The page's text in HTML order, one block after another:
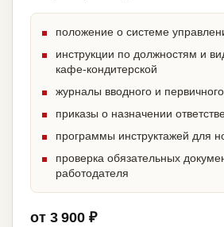
положение о системе
инструкции по должностям и
кафе-кондитерской
журналы вводного и
приказы о назначении
программы инструктажей для
проверка обязательных
работодателя
от 3 900 ₽